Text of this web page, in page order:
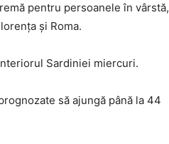
pentru persoanele în vârstă,
și Roma.
Sardiniei miercuri.
să ajungă până la 44